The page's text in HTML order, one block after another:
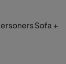
Sofa +